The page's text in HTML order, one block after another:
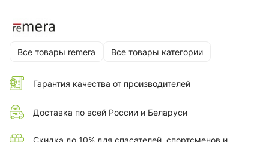
Все товары remera Все товары категории
Гарантия качества от производителей
Доставка по всей России и Беларуси